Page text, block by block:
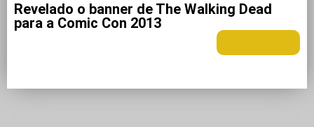
Revelado o banner de The Walking Dead
para a Comic Con 2013